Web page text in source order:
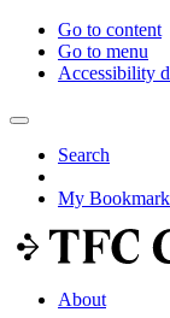
Go to content
Go to menu
Accessibility
Search
My
About